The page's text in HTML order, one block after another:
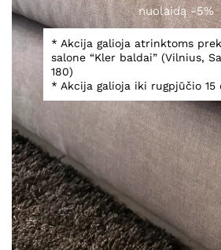
nuolaidą -5%
* Akcija galioja atrinktoms
salone “Kler baldai” (Vilnius,
180)
* Akcija galioja iki rugpjūčio 15
Virtuvė Logica
Teirautis
Įsiminti
Teirautis dėl prekės